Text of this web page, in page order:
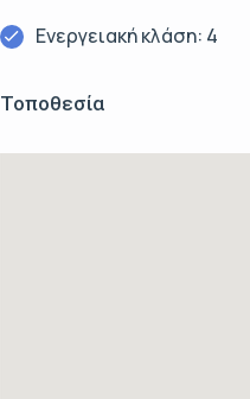
Ενεργειακή κλάση: 4
Τοποθεσία